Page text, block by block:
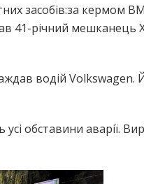
засобів:за кермом
41-річний
водій Volkswagen.
обставини аварії.